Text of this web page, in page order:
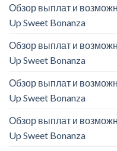
Обзор выплат и
Up Sweet Bonanza
Обзор выплат и
Up Sweet Bonanza
Обзор выплат и
Up Sweet Bonanza
Обзор выплат и
Up Sweet Bonanza